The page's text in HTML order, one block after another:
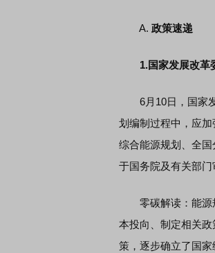
A. 政策速递
1.国家发展改革
6月10日，国家发
划编制过程中，应
综合能源规划、全国
于国务院及有关部门
零碳解读：能源规
本投向、制定相关政
策，逐步确立了国家